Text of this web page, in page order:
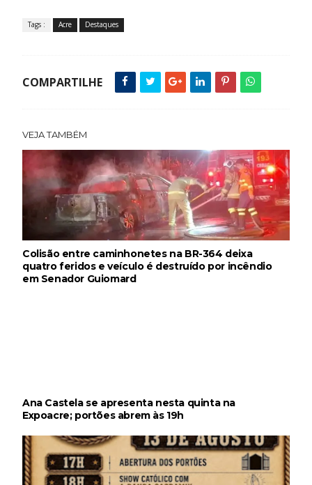
Tags : Acre Destaques
COMPARTILHE
VEJA TAMBÉM
Colisão entre caminhonetes na BR-364 deixa
quatro feridos e veículo é destruído por incêndio
em Senador Guiomard
Ana Castela se apresenta nesta quinta na
Expoacre; portões abrem às 19h